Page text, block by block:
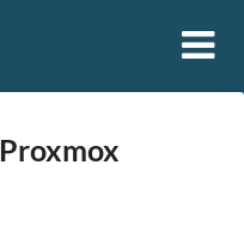
Proxmox